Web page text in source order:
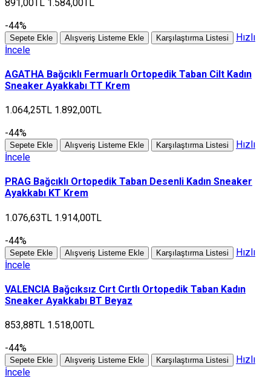
891,00TL 1.584,00TL
-44%
Sepete Ekle Alışveriş Listeme Ekle Karşılaştırma Listesi
Hızlı
İncele
AGATHA Bağcıklı Fermuarlı Ortopedik Taban Cilt Kadın
Sneaker Ayakkabı TT Krem
1.064,25TL 1.892,00TL
-44%
Sepete Ekle Alışveriş Listeme Ekle Karşılaştırma Listesi
Hızlı
İncele
PRAG Bağcıklı Ortopedik Taban Desenli Kadın Sneaker
Ayakkabı KT Krem
1.076,63TL 1.914,00TL
-44%
Sepete Ekle Alışveriş Listeme Ekle Karşılaştırma Listesi
Hızlı
İncele
VALENCIA Bağcıksız Cırt Cırtlı Ortopedik Taban Kadın
Sneaker Ayakkabı BT Beyaz
853,88TL 1.518,00TL
-44%
Sepete Ekle Alışveriş Listeme Ekle Karşılaştırma Listesi
Hızlı
İncele